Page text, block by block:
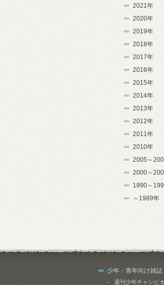
2021年
2020年
2019年
2018年
2017年
2016年
2015年
2014年
2013年
2012年
2011年
2010年
2005～
2000～
1990～
～1989年
少年・青年向け雑誌
週刊少年チャンピ